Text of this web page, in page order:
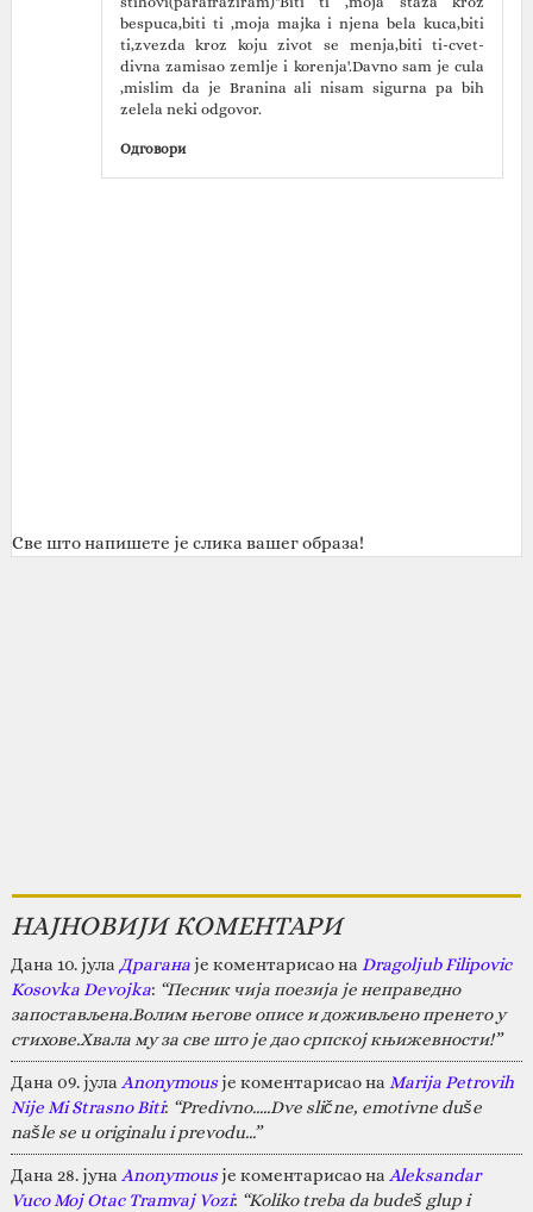
bespuca,biti ti ,moja majka i njena bela kuca,biti
ti,zvezda kroz koju zivot se menja,biti ti-cvet-
divna zamisao zemlje i korenja'.Davno sam je cula
,mislim da je Branina ali nisam sigurna pa bih
zelela neki odgovor.
Одговори
Све што напишете је слика вашег образа!
НАЈНОВИЈИ КОМЕНТАРИ
Дана 10. јула Драганаје коментарисао на Dragoljub Filipovic
Kosovka Devojka: “Песник чија поезија је неправедно
запостављена.Волим његове описе и доживљено пренето у
стихове.Хвала му за све што је дао српској књижевности!”
Дана 09. јула Anonymousје коментарисао на Marija Petrovih
Nije Mi Strasno Biti: “Predivno.....Dve slične, emotivne duše
našle se u originalu i prevodu...”
Дана 28. јуна Anonymousје коментарисао на Aleksandar
Vuco Moj Otac Tramvaj Vozi: “Koliko treba da budeš glup i